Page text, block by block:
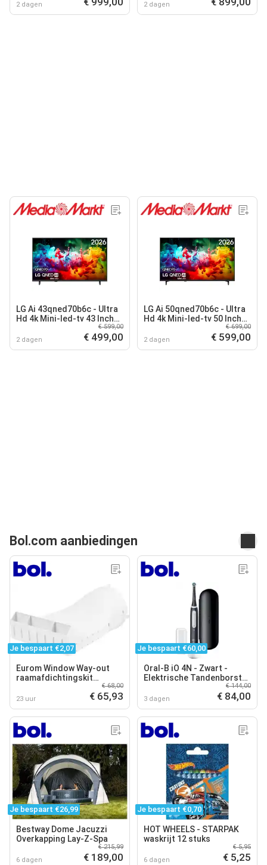
2 dagen 2 dagen
LG Ai 43qned70b6c - Ultra
Hd 4k Mini-led-tv 43 Inch
2 dagen
€ 599,00
€ 499,00
LG Ai 50qned70b6c - Ultra
Hd 4k Mini-led-tv 50 Inch
2 dagen
€ 699,00
€ 599,00
Bol.com aanbiedingen
Je bespaart €2,07
Eurom Window Way-out
raamafdichtingskit
mobiele airco - voor draai-
kiepramen en dakramen
23 uur
€ 68,00
€ 65,93
Je bespaart €60,00
Oral-B iO 4N - Zwart -
Elektrische Tandenborstel
- Ontworpen Door Braun
3 dagen
€ 144,00
€ 84,00
Je bespaart €26,99
Bestway Dome Jacuzzi
Overkapping Lay-Z-Spa
6 dagen
€ 215,99
€ 189,00
Je bespaart €0,70
HOT WHEELS - STARPAK
waskrijt 12 stuks
6 dagen
€ 5,95
€ 5,25